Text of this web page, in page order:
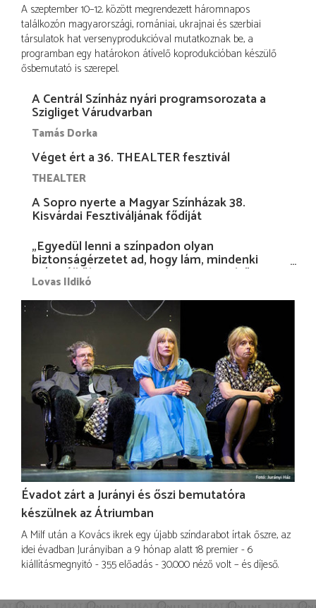
A szeptember 10–12. között megrendezett háromnapos
találkozón magyarországi, romániai, ukrajnai és szerbiai
társulatok hat versenyprodukcióval mutatkoznak be, a
programban egy határokon átívelő koprodukcióban készülő
ősbemutató is szerepel.
A Centrál Színház nyári programsorozata a
Szigliget Várudvarban
Tamás Dorka
Véget ért a 36. THEALTER fesztivál
THEALTER
A Sopro nyerte a Magyar Színházak 38.
Kisvárdai Fesztiváljának fődíját
„Egyedül lenni a színpadon olyan
biztonságérzetet ad, hogy lám, mindenki
más nélkül is megvagyok magammal…”
Lovas Ildikó
Évadot zárt a Jurányi és őszi bemutatóra
készülnek az Átriumban
A Milf után a Kovács ikrek egy újabb színdarabot írtak őszre, az
idei évadban Jurányiban a 9 hónap alatt 18 premier - 6
kiállításmegnyitó - 355 előadás - 30.000 néző volt – és díjeső.